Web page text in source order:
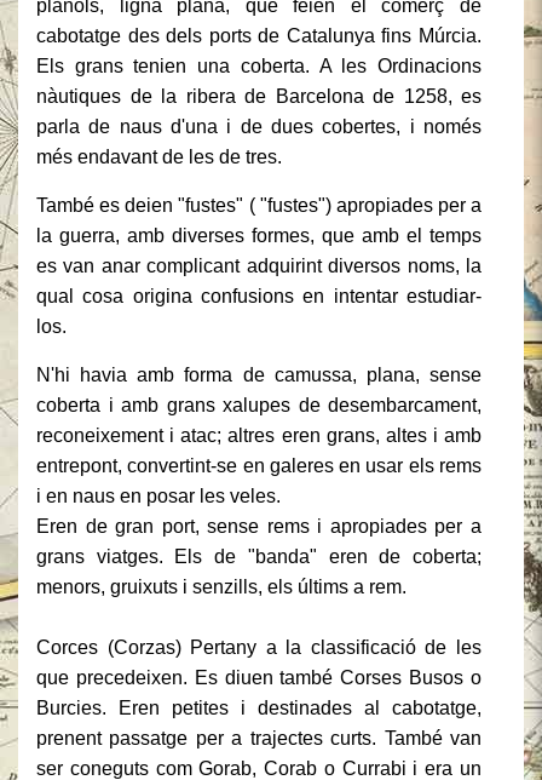
plànols, ligna plana, que feien el comerç de
cabotatge des dels ports de Catalunya fins Múrcia.
Els grans tenien una coberta. A les Ordinacions
nàutiques de la ribera de Barcelona de 1258, es
parla de naus d'una i de dues cobertes, i només
més endavant de les de tres.
També es deien "fustes" ( "fustes") apropiades per a
la guerra, amb diverses formes, que amb el temps
es van anar complicant adquirint diversos noms, la
qual cosa origina confusions en intentar estudiar-
los.
N'hi havia amb forma de camussa, plana, sense
coberta i amb grans xalupes de desembarcament,
reconeixement i atac; altres eren grans, altes i amb
entrepont, convertint-se en galeres en usar els rems
i en naus en posar les veles.
Eren de gran port, sense rems i apropiades per a
grans viatges.
Els de "banda" eren de coberta;
menors, gruixuts i senzills, els últims a rem.
Corces (Corzas) Pertany a la classificació de les
que precedeixen. Es diuen també Corses Busos o
Burcies.
Eren petites i destinades al cabotatge,
prenent passatge per a trajectes curts. També van
ser coneguts com Gorab, Corab o Currabi i era un